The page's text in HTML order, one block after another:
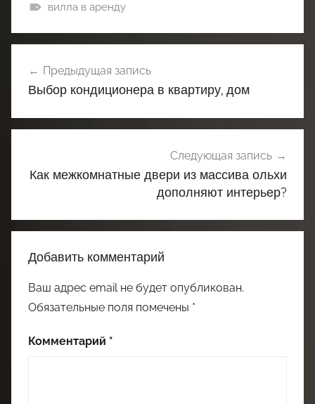
вилла в аренду
по
Предыдущая запись
Выбор кондиционера в квартиру, дом
Следующая запись
Как межкомнатные двери из массива ольхи
дополняют интерьер?
Добавить комментарий
Ваш адрес email не будет опубликован.
Обязательные поля помечены *
Комментарий *